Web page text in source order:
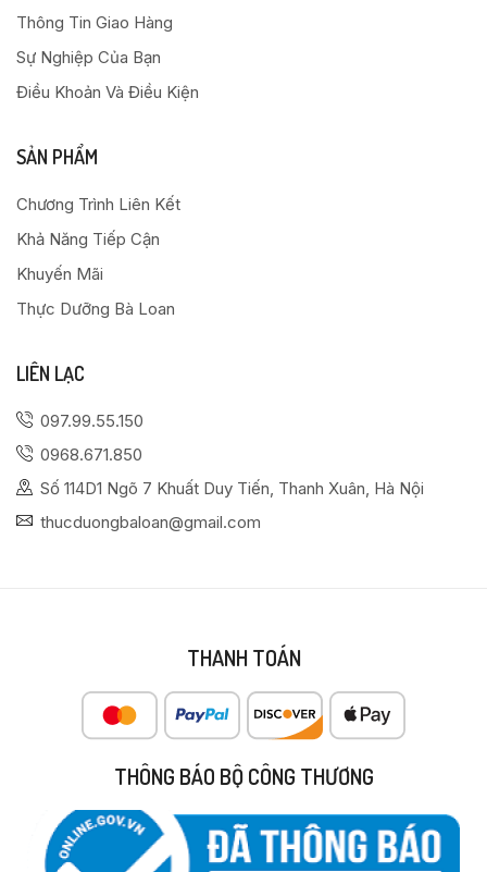
Thông Tin Giao Hàng
Sự Nghiệp Của Bạn
Điều Khoản Và Điều Kiện
SẢN PHẨM
Chương Trình Liên Kết
Khả Năng Tiếp Cận
Khuyến Mãi
Thực Dưỡng Bà Loan
LIÊN LẠC
097.99.55.150
0968.671.850
Số 114D1 Ngõ 7 Khuất Duy Tiến, Thanh Xuân, Hà Nội
thucduongbaloan@gmail.com
THANH TOÁN
THÔNG BÁO BỘ CÔNG THƯƠNG